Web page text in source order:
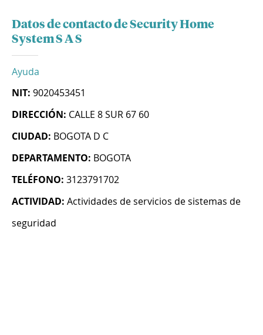
Datos de contacto de Security Home
System S A S
Ayuda
NIT: 9020453451
DIRECCIÓN: CALLE 8 SUR 67 60
CIUDAD: BOGOTA D C
DEPARTAMENTO: BOGOTA
TELÉFONO: 3123791702
ACTIVIDAD: Actividades de servicios de sistemas de
seguridad